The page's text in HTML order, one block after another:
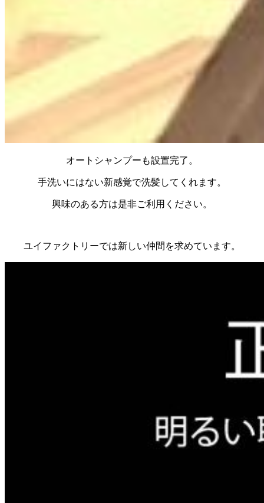
オートシャンプーも設置完了。
手洗いにはない新感覚で洗髪してくれます。
興味のある方は是非ご利用ください。
ユイファクトリーでは新しい仲間を求めています。